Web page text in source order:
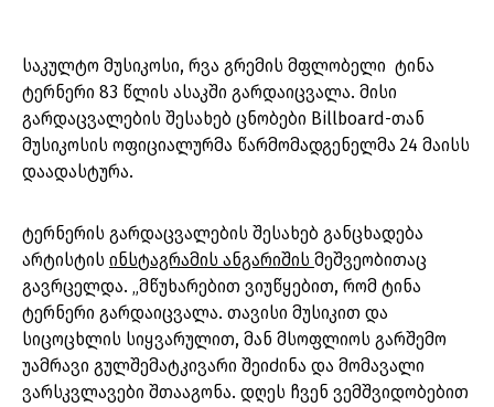
საკულტო მუსიკოსი, რვა გრემის მფლობელი ტინა
ტერნერი 83 წლის ასაკში გარდაიცვალა. მისი
გარდაცვალების შესახებ ცნობები Billboard-თან
მუსიკოსის ოფიციალურმა წარმომადგენელმა 24 მაისს
დაადასტურა.
ტერნერის გარდაცვალების შესახებ განცხადება
არტისტის ინსტაგრამის ანგარიშის მეშვეობითაც
გავრცელდა. „მწუხარებით ვიუწყებით, რომ ტინა
ტერნერი გარდაიცვალა. თავისი მუსიკით და
სიცოცხლის სიყვარულით, მან მსოფლიოს გარშემო
უამრავი გულშემატკივარი შეიძინა და მომავალი
ვარსკვლავები შთააგონა. დღეს ჩვენ ვემშვიდობებით